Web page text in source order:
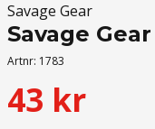
Savage Gear
Savage
Artnr: 1783
43 kr